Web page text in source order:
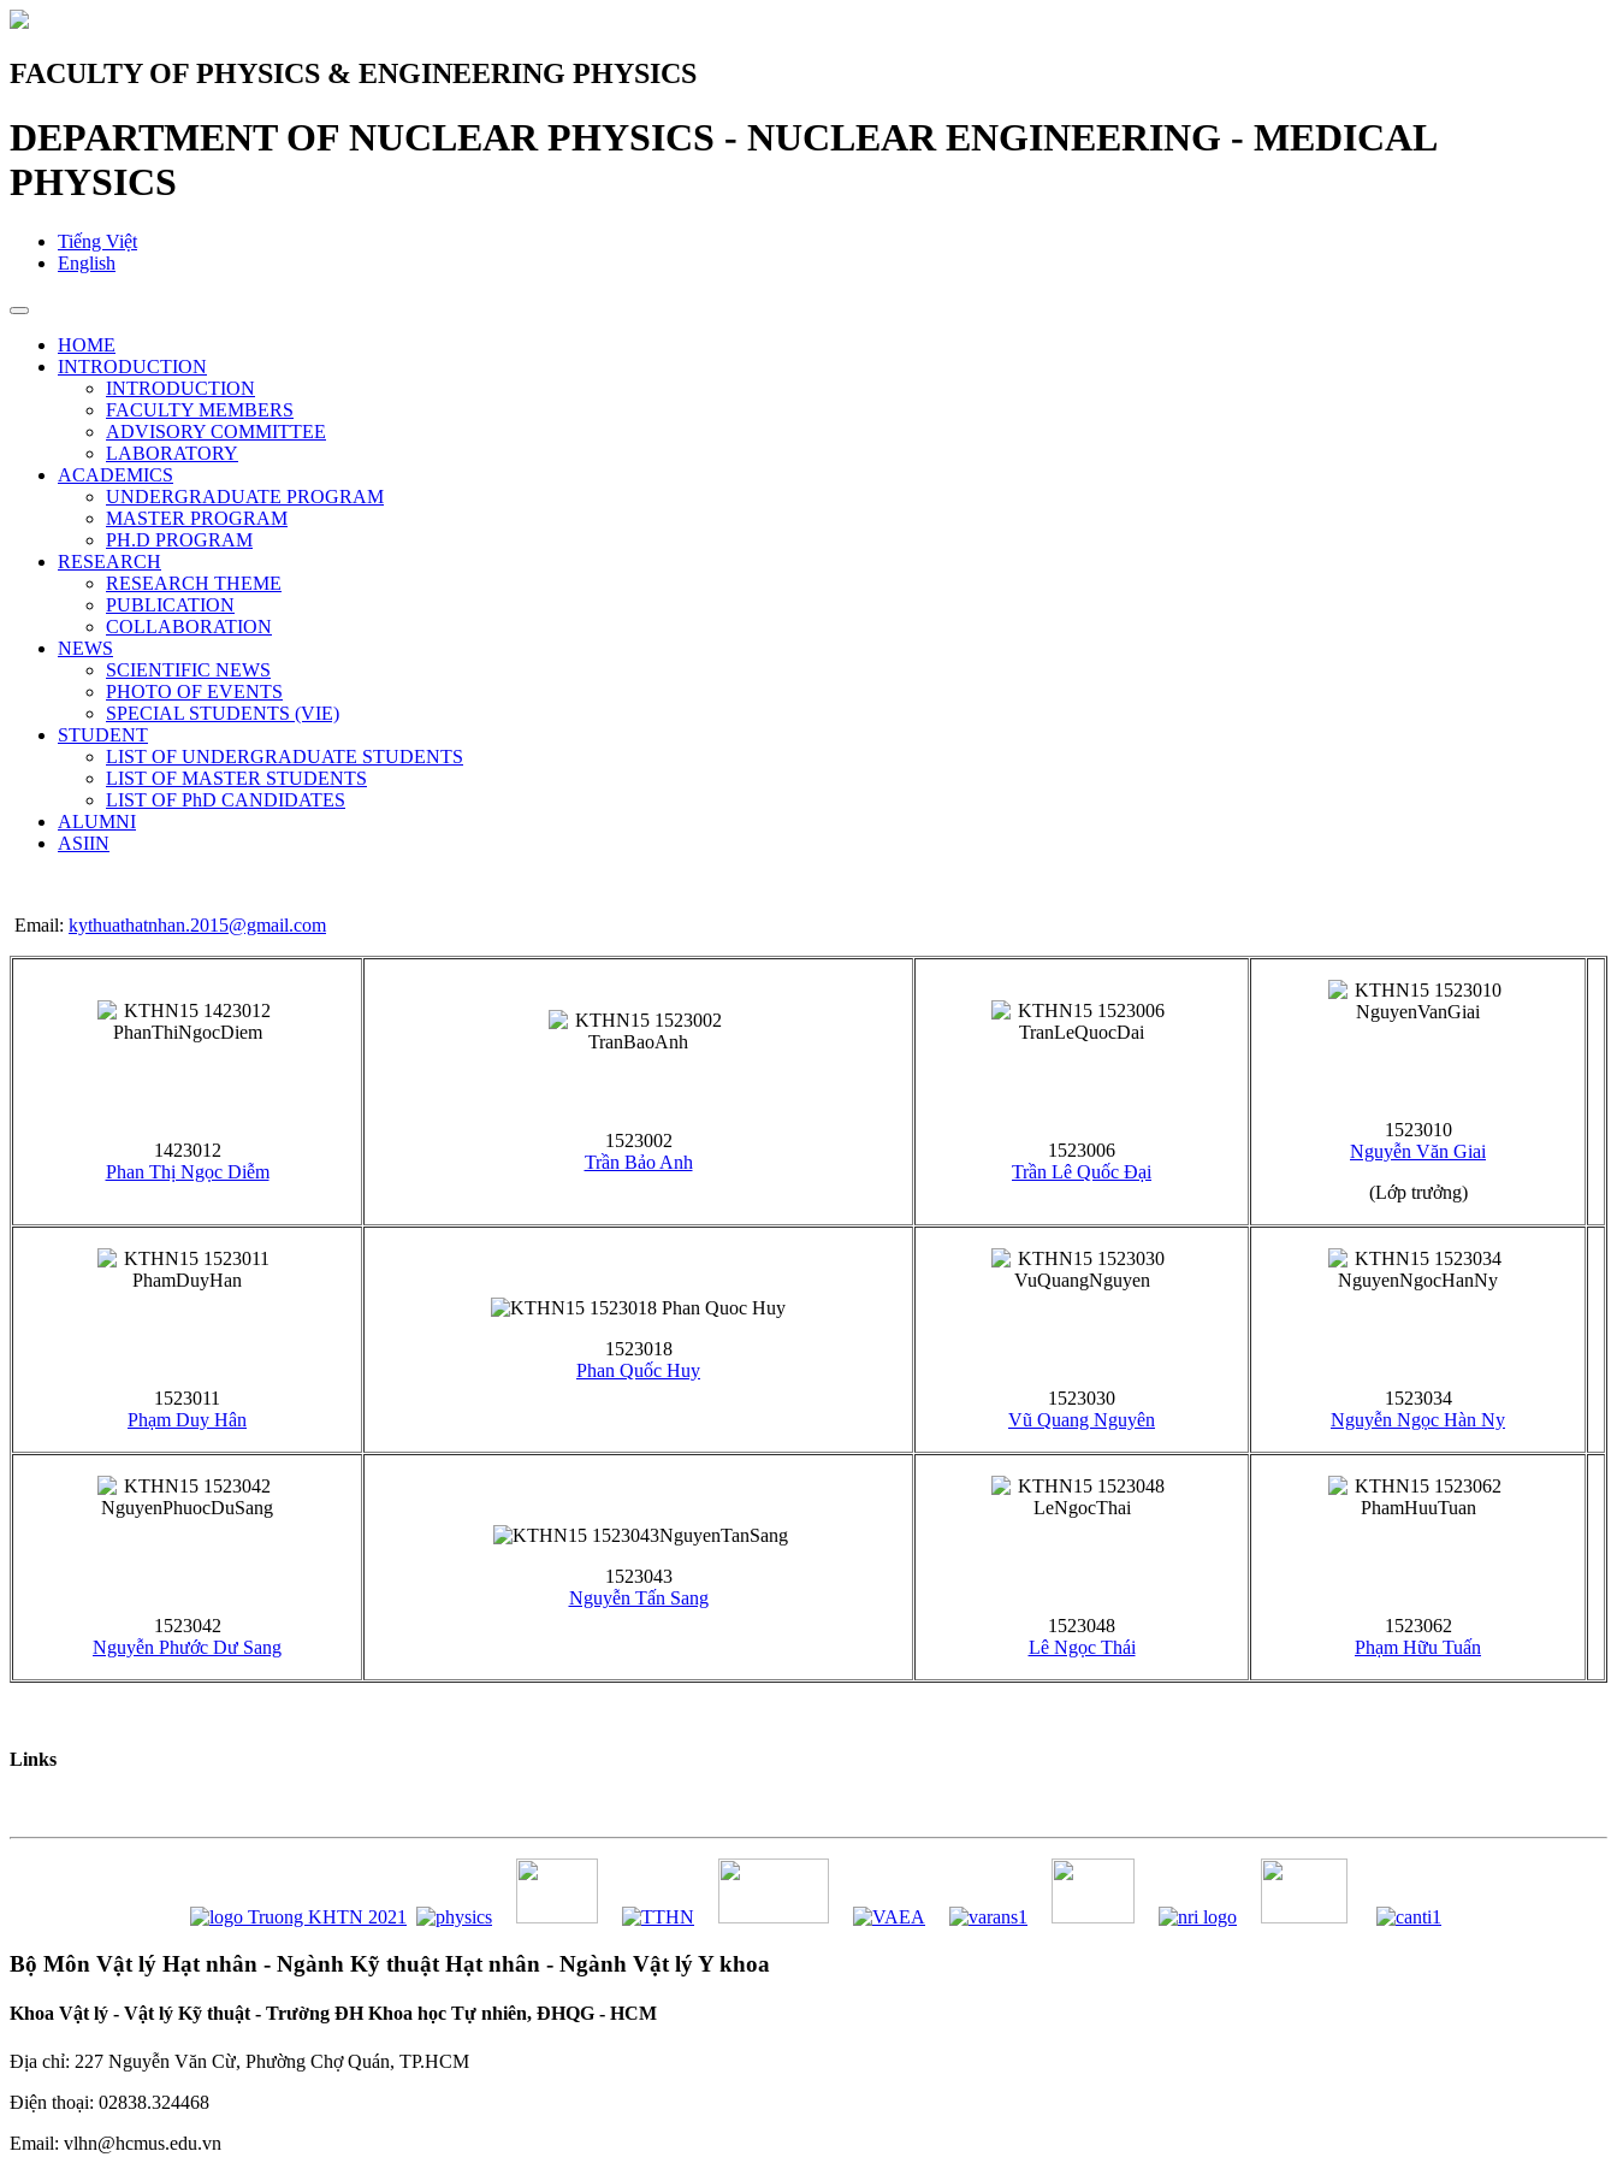
FACULTY OF PHYSICS & ENGINEERING PHYSICS
DEPARTMENT OF NUCLEAR PHYSICS - NUCLEAR ENGINEERING - MEDICAL
PHYSICS
Tiếng Việt
English
HOME
INTRODUCTION
INTRODUCTION
FACULTY MEMBERS
ADVISORY COMMITTEE
LABORATORY
ACADEMICS
UNDERGRADUATE PROGRAM
MASTER PROGRAM
PH.D PROGRAM
RESEARCH
RESEARCH THEME
PUBLICATION
COLLABORATION
NEWS
SCIENTIFIC NEWS
PHOTO OF EVENTS
SPECIAL STUDENTS (VIE)
STUDENT
LIST OF UNDERGRADUATE STUDENTS
LIST OF MASTER STUDENTS
LIST OF PhD CANDIDATES
ALUMNI
ASIIN
Email: kythuathatnhan.2015@gmail.com
1423012
Phan Thị Ngọc Diễm
1523002
Trần Bảo Anh
1523006
Trần Lê Quốc Đại
1523010
Nguyễn Văn Giai
(Lớp trưởng)
1523011
Phạm Duy Hân
1523018
Phan Quốc Huy
1523030
Vũ Quang Nguyên
1523034
Nguyễn Ngọc Hàn Ny
1523042
Nguyễn Phước Dư Sang
1523043
Nguyễn Tấn Sang
1523048
Lê Ngọc Thái
1523062
Phạm Hữu Tuấn
Links
Bộ Môn Vật lý Hạt nhân - Ngành Kỹ thuật Hạt nhân - Ngành Vật lý Y khoa
Khoa Vật lý - Vật lý Kỹ thuật - Trường ĐH Khoa học Tự nhiên, ĐHQG - HCM
Địa chỉ: 227 Nguyễn Văn Cừ, Phường Chợ Quán, TP.HCM
Điện thoại: 02838.324468
Email: vlhn@hcmus.edu.vn